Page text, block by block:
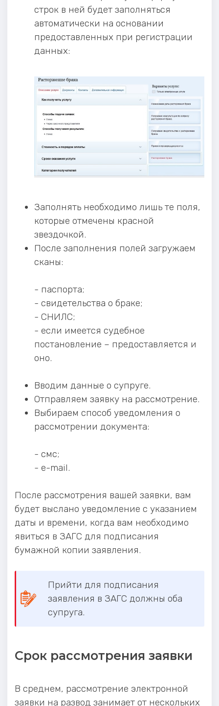
строк в ней будет заполняться
автоматически на основании
предоставленных при регистрации
данных:
Заполнять необходимо лишь те поля,
которые отмечены красной
звездочкой.
После заполнения полей загружаем
сканы:
- паспорта;
- свидетельства о браке;
- СНИЛС;
- если имеется судебное
постановление – предоставляется и
оно.
Вводим данные о супруге.
Отправляем заявку на рассмотрение.
Выбираем способ уведомления о
рассмотрении документа:
- смс;
- e-mail.
После рассмотрения вашей заявки, вам
будет выслано уведомление с указанием
даты и времени, когда вам необходимо
явиться в ЗАГС для подписания
бумажной копии заявления.
Прийти для подписания
заявления в ЗАГС должны оба
супруга.
Срок рассмотрения заявки
В среднем, рассмотрение электронной
заявки на развод занимает от нескольких